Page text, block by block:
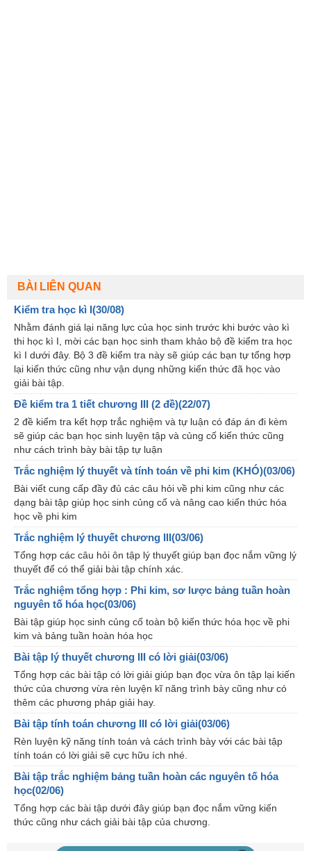
BÀI LIÊN QUAN
Kiểm tra học kì I(30/08)
Nhằm đánh giá lại năng lực của học sinh trước khi bước vào kì
thi học kì I, mời các bạn học sinh tham khảo bộ đề kiểm tra học
kì I dưới đây. Bộ 3 đề kiểm tra này sẽ giúp các bạn tự tổng hợp
lại kiến thức cũng như vận dụng những kiến thức đã học vào
giải bài tập.
Đề kiểm tra 1 tiết chương III (2 đề)(22/07)
2 đề kiểm tra kết hợp trắc nghiệm và tự luận có đáp án đi kèm
sẽ giúp các bạn học sinh luyện tập và củng cố kiến thức cũng
như cách trình bày bài tập tự luận
Trắc nghiệm lý thuyết và tính toán về phi kim (KHÓ)(03/06)
Bài viết cung cấp đầy đủ các câu hỏi về phi kim cũng như các
dạng bài tập giúp học sinh củng cố và nâng cao kiến thức hóa
học về phi kim
Trắc nghiệm lý thuyết chương III(03/06)
Tổng hợp các câu hỏi ôn tập lý thuyết giúp bạn đọc nắm vững lý
thuyết để có thể giải bài tập chính xác.
Trắc nghiệm tổng hợp : Phi kim, sơ lược bảng tuần hoàn
nguyên tố hóa học(03/06)
Bài tập giúp học sinh củng cố toàn bộ kiến thức hóa học về phi
kim và bảng tuần hoàn hóa học
Bài tập lý thuyết chương III có lời giải(03/06)
Tổng hợp các bài tập có lời giải giúp bạn đọc vừa ôn tập lại kiến
thức của chương vừa rèn luyện kĩ năng trình bày cũng như có
thêm các phương pháp giải hay.
Bài tập tính toán chương III có lời giải(03/06)
Rèn luyện kỹ năng tính toán và cách trình bày với các bài tập
tính toán có lời giải sẽ cực hữu ích nhé.
Bài tập trắc nghiệm bảng tuần hoàn các nguyên tố hóa
học(02/06)
Tổng hợp các bài tập dưới đây giúp bạn đọc nắm vững kiến
thức cũng như cách giải bài tập của chương.